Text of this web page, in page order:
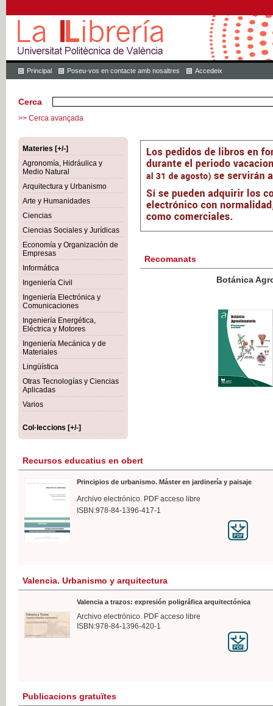
Principal Poseu-vos en contacte amb nosaltres Accedeix
Cerca
>> Cerca avançada
Materies [+/-]
Agronomía, Hidráulica y
Medio Natural
Arquitectura y Urbanismo
Arte y Humanidades
Ciencias
Ciencias Sociales y Jurídicas
Economía y Organización de
Empresas
Informática
Ingeniería Civil
Ingeniería Electrónica y
Comunicaciones
Ingeniería Energética,
Eléctrica y Motores
Ingeniería Mecánica y de
Materiales
Lingüística
Otras Tecnologías y Ciencias
Aplicadas
Varios
Col·leccions [+/-]
Recomanats
Botánica Agroalimentaria
IVA
Recursos educatius en obert
Principios de urbanismo. Máster en jardinería y paisaje
Archivo electrónico. PDF acceso libre
ISBN:978-84-1396-417-1
Valencia. Urbanismo y arquitectura
Valencia a trazos: expresión poligráfica arquitectónica
Archivo electrónico. PDF acceso libre
ISBN:978-84-1396-420-1
Publicacions gratuïtes